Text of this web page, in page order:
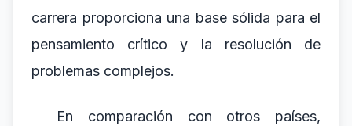
carrera proporciona una base sólida para el
pensamiento crítico y la resolución de
problemas complejos.
En comparación con otros países,